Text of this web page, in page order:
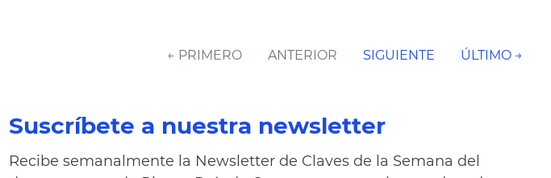
← PRIMERO ANTERIOR SIGUIENTE ÚLTIMO →
Suscríbete a nuestra newsletter
Recibe semanalmente la Newsletter de Claves de la Semana del